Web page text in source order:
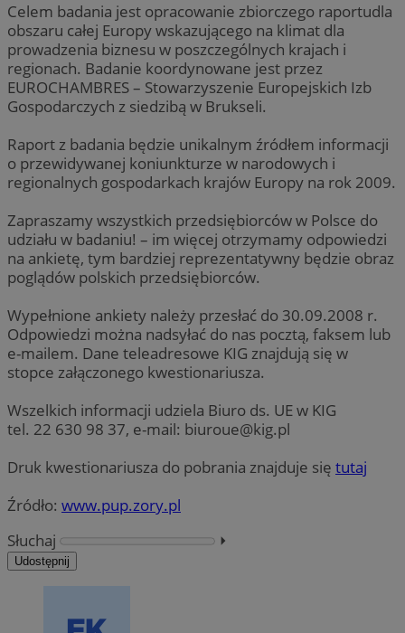
Celem badania jest opracowanie zbiorczego raportudla
obszaru całej Europy wskazującego na klimat dla
prowadzenia biznesu w poszczególnych krajach i
regionach. Badanie koordynowane jest przez
EUROCHAMBRES – Stowarzyszenie Europejskich Izb
Gospodarczych z siedzibą w Brukseli.
Raport z badania będzie unikalnym źródłem informacji
o przewidywanej koniunkturze w narodowych i
regionalnych gospodarkach krajów Europy na rok 2009.
Zapraszamy wszystkich przedsiębiorców w Polsce do
udziału w badaniu! – im więcej otrzymamy odpowiedzi
na ankietę, tym bardziej reprezentatywny będzie obraz
poglądów polskich przedsiębiorców.
Wypełnione ankiety należy przesłać do 30.09.2008 r.
Odpowiedzi można nadsyłać do nas pocztą, faksem lub
e-mailem. Dane teleadresowe KIG znajdują się w
stopce załączonego kwestionariusza.
Wszelkich informacji udziela Biuro ds. UE w KIG
tel. 22 630 98 37, e-mail: biuroue@kig.pl
Druk kwestionariusza do pobrania znajduje się tutaj
Źródło: www.pup.zory.pl
Słuchaj
⏵︎
Udostępnij